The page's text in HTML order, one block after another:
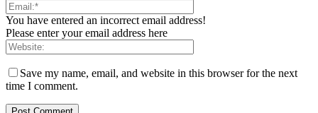
You have entered an incorrect email address!
Please enter your email address here
Save my name, email, and website in this browser for the next
time I comment.